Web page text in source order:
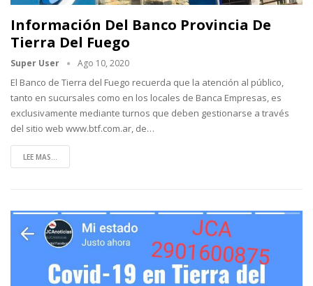
Información Del Banco Provincia De
Tierra Del Fuego
Super User Ago 10, 2020
El Banco de Tierra del Fuego recuerda que la atención al público,
tanto en sucursales como en los locales de Banca Empresas, es
exclusivamente mediante turnos que deben gestionarse a través
del sitio web www.btf.com.ar, de…
LEE MAS...